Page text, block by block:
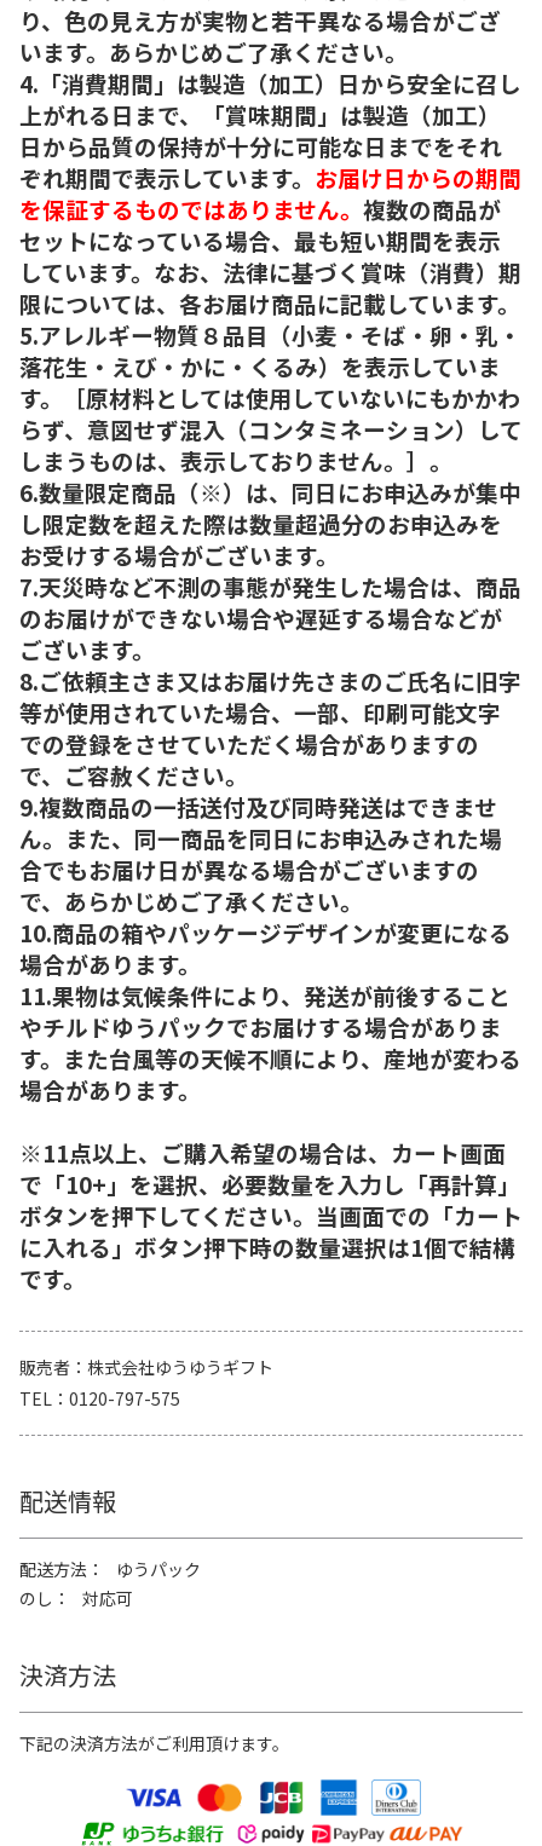
り、色の見え方が実物と若干異なる場合がござ
います。あらかじめご了承ください。
4.「消費期間」は製造（加工）日から安全に召し
上がれる日まで、「賞味期間」は製造（加工）
日から品質の保持が十分に可能な日までをそれ
ぞれ期間で表示しています。 お届け日からの期間
を保証するものではありません。 複数の商品が
セットになっている場合、最も短い期間を表示
しています。なお、法律に基づく賞味（消費）期
限については、各お届け商品に記載しています。
5.アレルギー物質８品目（小麦・そば・卵・乳・
落花生・えび・かに・くるみ）を表示していま
す。［原材料としては使用していないにもかかわ
らず、意図せず混入（コンタミネーション）して
しまうものは、表示しておりません。］。
6.数量限定商品（※）は、同日にお申込みが集中
し限定数を超えた際は数量超過分のお申込みを
お受けする場合がございます。
7.天災時など不測の事態が発生した場合は、商品
のお届けができない場合や遅延する場合などが
ございます。
8.ご依頼主さま又はお届け先さまのご氏名に旧字
等が使用されていた場合、一部、印刷可能文字
での登録をさせていただく場合がありますの
で、ご容赦ください。
9.複数商品の一括送付及び同時発送はできませ
ん。また、同一商品を同日にお申込みされた場
合でもお届け日が異なる場合がございますの
で、あらかじめご了承ください。
10.商品の箱やパッケージデザインが変更になる
場合があります。
11.果物は気候条件により、発送が前後すること
やチルドゆうパックでお届けする場合がありま
す。また台風等の天候不順により、産地が変わる
場合があります。
※11点以上、ご購入希望の場合は、カート画面
で「10+」を選択、必要数量を入力し「再計算」
ボタンを押下してください。当画面での「カート
に入れる」ボタン押下時の数量選択は1個で結構
です。
販売者
株式会社ゆうゆうギフト
TEL
0120-797-575
配送情報
配送方法
ゆうパック
のし
対応可
決済方法
下記の決済方法がご利用頂けます。